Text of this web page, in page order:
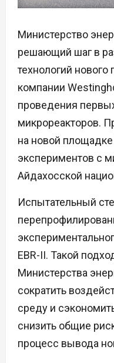
Министерство
решающий шаг в
технологий
компании
проведения
микрореакторов.
на новой
экспериментов с
Айдахосской
Испытательный
EBR-II. Такой
Министерства
сократить
среду и
снизить общие
процесс вывода